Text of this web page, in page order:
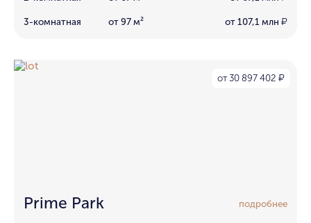
3-комнатная от 97 м² от 107,1 млн ₽
от 30 897 402 ₽
Prime Park подробнее